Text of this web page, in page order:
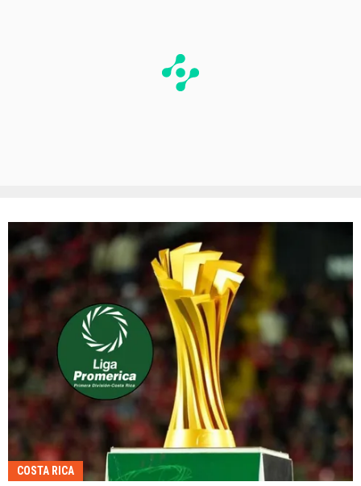
COSTA RICA